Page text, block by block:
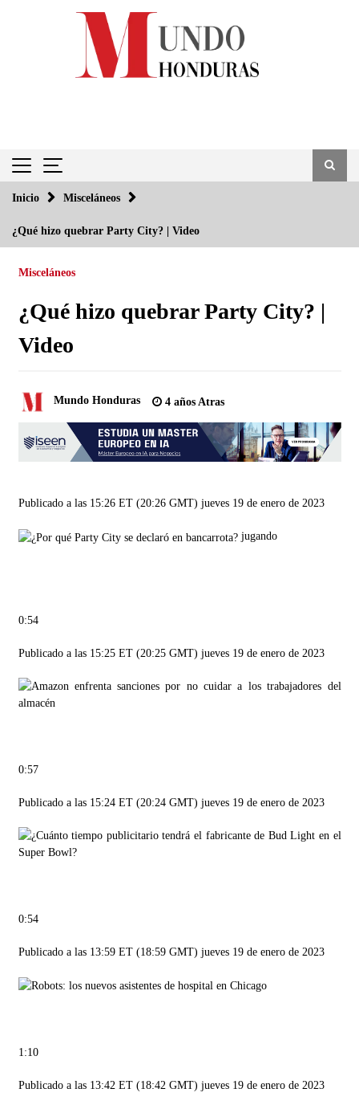
Inicio Misceláneos
¿Qué hizo quebrar Party City? | Video
Misceláneos
¿Qué hizo quebrar Party City? |
Video
Mundo Honduras 4 años Atras
Publicado a las 15:26 ET (20:26 GMT) jueves 19 de enero de 2023
jugando
0:54
Publicado a las 15:25 ET (20:25 GMT) jueves 19 de enero de 2023
0:57
Publicado a las 15:24 ET (20:24 GMT) jueves 19 de enero de 2023
0:54
Publicado a las 13:59 ET (18:59 GMT) jueves 19 de enero de 2023
1:10
Publicado a las 13:42 ET (18:42 GMT) jueves 19 de enero de 2023